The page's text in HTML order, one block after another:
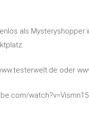
als
oder